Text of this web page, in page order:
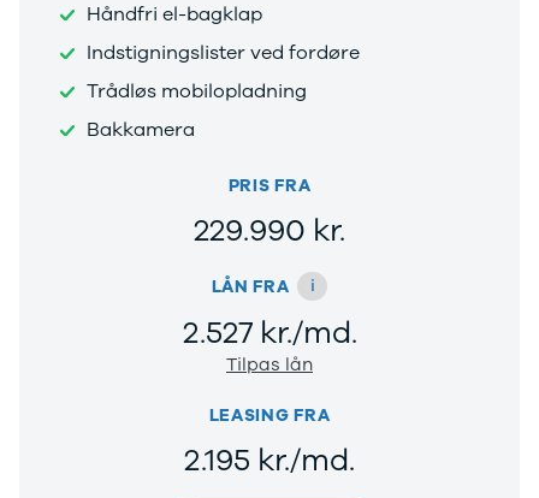
Skive
Slagelse
Viborg
Århus
København
Syd- og
Nordsjælland
Se alle biler
Elbiler
4.000 kr.
Hyundai
Håndfri el-bagklap
Indstigningslister ved fordøre
Trådløs mobilopladning
Bakkamera
PRIS FRA
229.990 kr.
LÅN FRA i
2.527 kr./md.
Tilpas lån
LEASING FRA
2.195 kr./md.